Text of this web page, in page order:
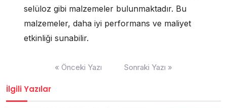
selüloz gibi malzemeler bulunmaktadır. Bu
malzemeler, daha iyi performans ve maliyet
etkinliği sunabilir.
« Önceki Yazı Sonraki Yazı »
İlgili Yazılar